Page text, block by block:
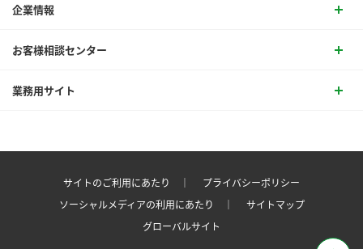
企業情報
お客様相談センター
業務用サイト
サイトのご利用にあたり ｜
プライバシーポリシー
ソーシャルメディアの利用にあたり ｜
サイトマップ
グローバルサイト